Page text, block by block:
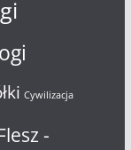
Cywilizacja
-